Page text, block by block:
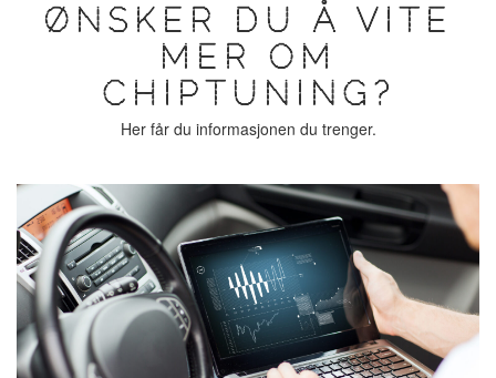
ØNSKER DU Å VITE
MER OM
CHIPTUNING?
Her får du informasjonen du trenger.